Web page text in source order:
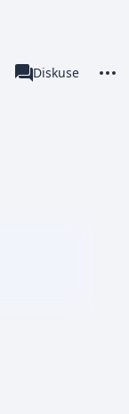
associated-pages
Stránka
Diskuse